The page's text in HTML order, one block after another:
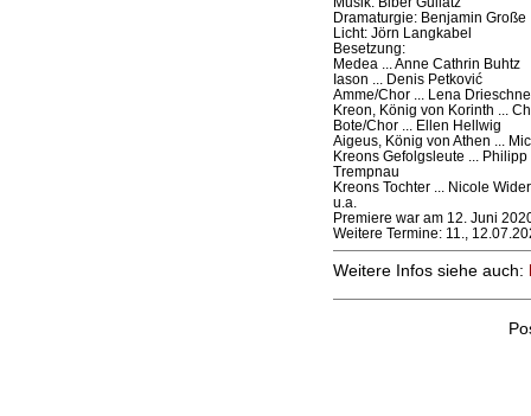
Dramaturgie: Benjamin Große
Licht: Jörn Langkabel
Besetzung:
Medea ... Anne Cathrin Buhtz
Iason ... Denis Petković
Amme/Chor ... Lena
Kreon, König von Korinth ...
Bote/Chor ... Ellen Hellwig
Aigeus, König von Athen ...
Kreons Gefolgsleute ...
Trempnau
Kreons Tochter ... Nicole
u.a.
Premiere war am 12. Juni
Weitere Termine: 11.,
Weitere Infos siehe auch: